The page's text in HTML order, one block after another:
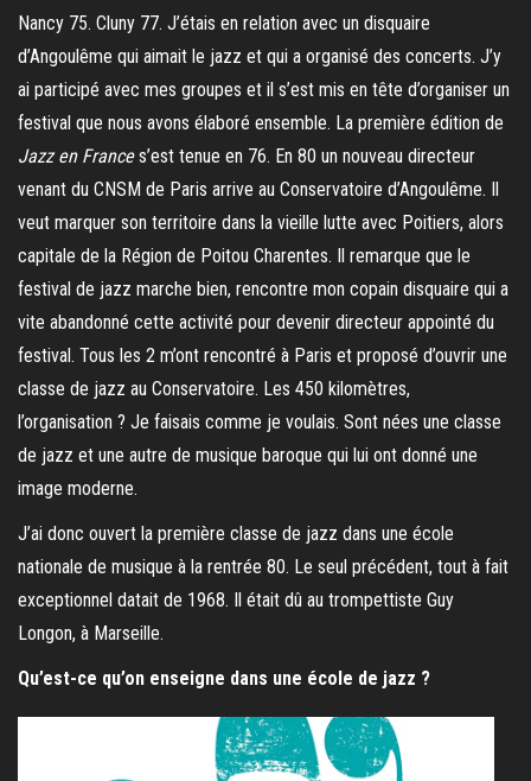
Nancy 75. Cluny 77. J’étais en relation avec un disquaire
d’Angoulême qui aimait le jazz et qui a organisé des concerts. J’y
ai participé avec mes groupes et il s’est mis en tête d’organiser un
festival que nous avons élaboré ensemble. La première édition de
Jazz en Frances’est tenue en 76. En 80 un nouveau directeur
venant du CNSM de Paris arrive au Conservatoire d’Angoulême. Il
veut marquer son territoire dans la vieille lutte avec Poitiers, alors
capitale de la Région de Poitou Charentes. Il remarque que le
festival de jazz marche bien, rencontre mon copain disquaire qui a
vite abandonné cette activité pour devenir directeur appointé du
festival. Tous les 2 m’ont rencontré à Paris et proposé d’ouvrir une
classe de jazz au Conservatoire. Les 450 kilomètres,
l’organisation ? Je faisais comme je voulais. Sont nées une classe
de jazz et une autre de musique baroque qui lui ont donné une
image moderne.
J’ai donc ouvert la première classe de jazz dans une école
nationale de musique à la rentrée 80. Le seul précédent, tout à fait
exceptionnel datait de 1968. Il était dû au trompettiste Guy
Longon, à Marseille.
Qu’est-ce qu’on enseigne dans une école de jazz ?